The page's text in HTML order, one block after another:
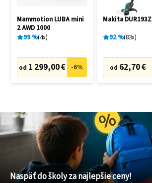
Mammotion LUBA mini
2 AWD 1000
99% 4x
od 1 299,00 € -6%
Makita DUR193Z
92% 83x
od 62,70 €
Naspäť do školy za najlepšie ceny!